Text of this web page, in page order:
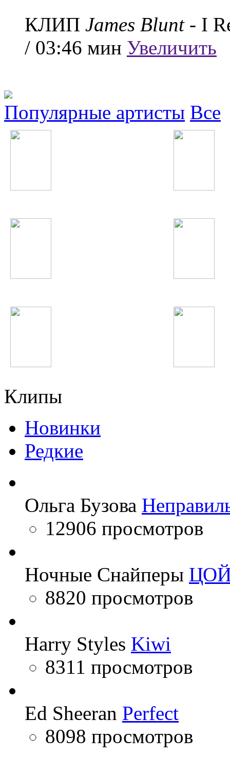
КЛИП James Blunt- I
/ 03:46 мин Увеличить
Популярные артисты Все
Клипы
Новинки
Редкие
Ольга Бузова
12906 просмотров
Ночные Снайперы
8820 просмотров
Harry Styles Kiwi
8311 просмотров
Ed Sheeran Perfect
8098 просмотров